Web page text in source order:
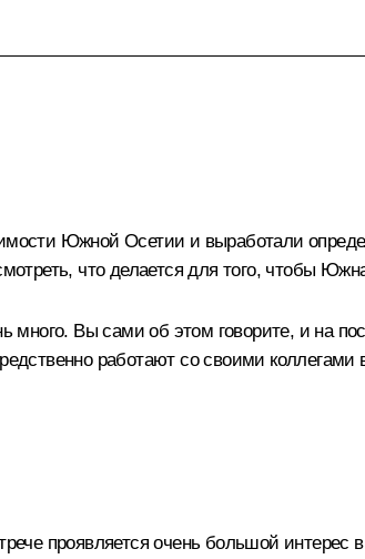
Южной Осетии и выработали
что делается для того, чтобы
Вы сами об этом говорите, и на
работают со своими
проявляется очень большой